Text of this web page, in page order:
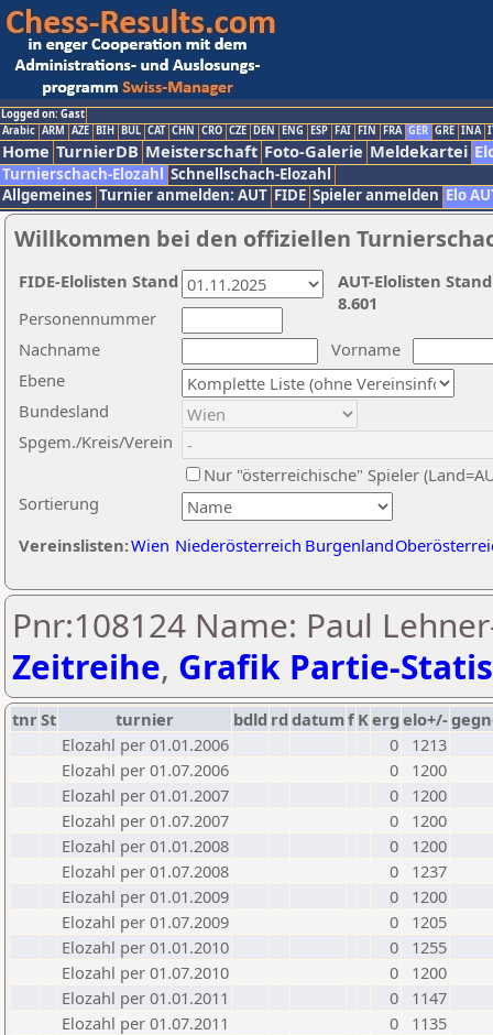
Logged on: Gast
Arabic ARM AZE BIH BUL CAT CHN CRO CZE DEN ENG ESP FAI FIN FRA GER GRE INA
Home TurnierDB Meisterschaft Foto-Galerie Meldekartei
Turnierschach-Elozahl Schnellschach-Elozahl
Allgemeines Turnier anmelden: AUT FIDE Spieler anmelden Elo
Willkommen bei den offiziellen
Nachname
Vorname
Ebene
Sortierung
Personennummer
Bundesland
Spgem./Kreis/Verein
Nur "österreichische" Spieler
Vereinslisten:Wien Niederösterreich Burgenland
AUT-Elolisten
8.601
FIDE-Elolisten Stand
Pnr:108124 Name: Paul
Zeitreihe, Grafik Partie-
tnrSt turnier bdld rd datumf Kerg elo+/-
Elozahl per 01.01.2006
0
1213
Elozahl per 01.07.2006
0
1200
Elozahl per 01.01.2007
0
1200
Elozahl per 01.07.2007
0
1200
Elozahl per 01.01.2008
0
1200
Elozahl per 01.07.2008
0
1237
Elozahl per 01.01.2009
0
1200
Elozahl per 01.07.2009
0
1205
Elozahl per 01.01.2010
0
1255
Elozahl per 01.07.2010
0
1200
Elozahl per 01.01.2011
0
1147
Elozahl per 01.07.2011
0
1135